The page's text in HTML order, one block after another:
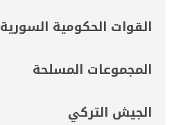
القوات الحكومية السورية
المجموعات المسلحة
الجيش التركي